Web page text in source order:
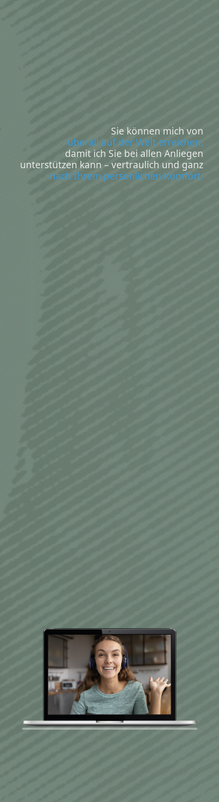
Sie können mich von
überall auf der Welt erreichen,
damit ich Sie bei allen Anliegen
unterstützen kann – vertraulich und ganz
nach Ihrem persönlichen Komfort.